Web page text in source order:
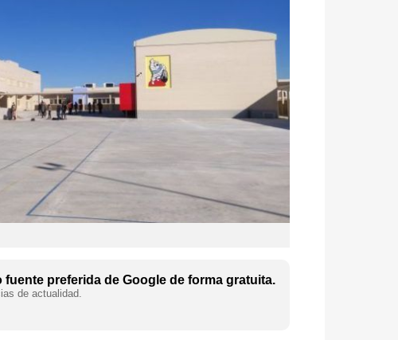
fuente preferida de Google de forma gratuita.
de actualidad.